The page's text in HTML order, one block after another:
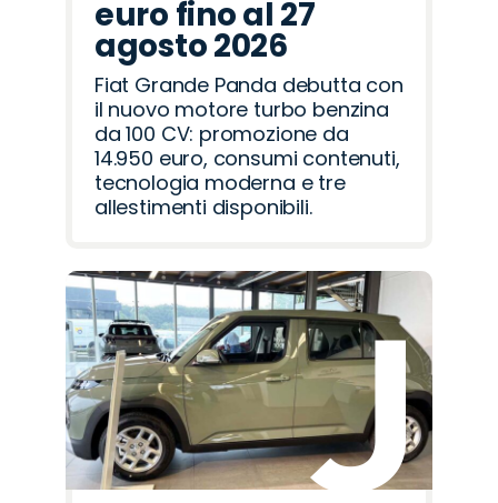
euro fino al 27
agosto 2026
Fiat Grande Panda debutta con
il nuovo motore turbo benzina
da 100 CV: promozione da
14.950 euro, consumi contenuti,
tecnologia moderna e tre
allestimenti disponibili.